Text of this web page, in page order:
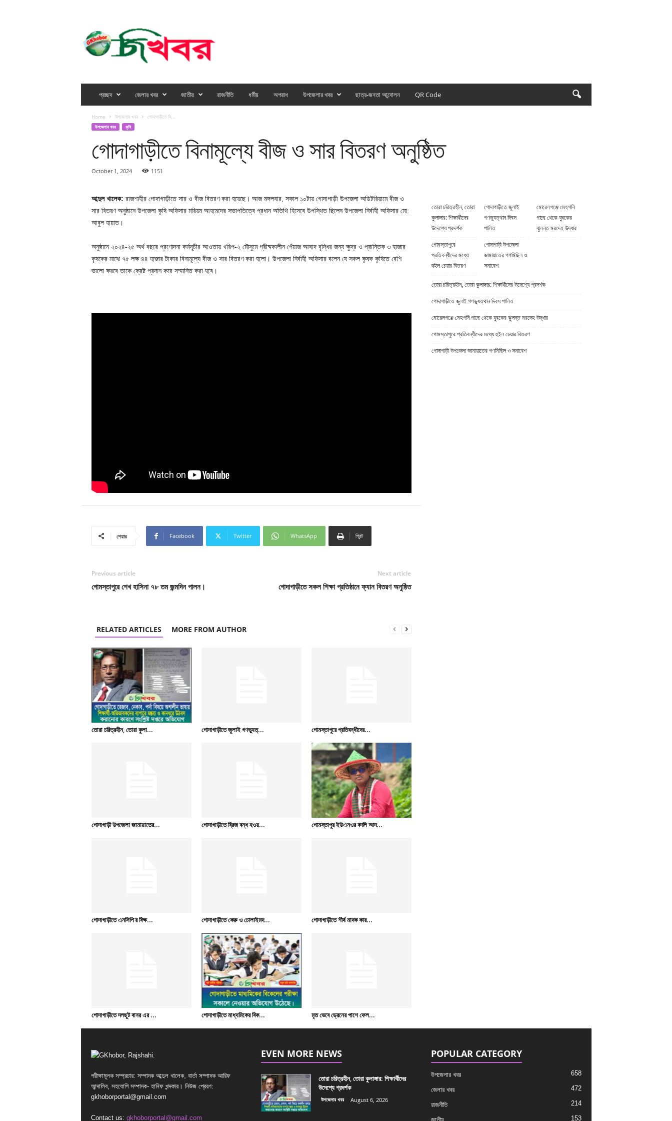
h
r
প্রচ্ছদ জেলার খবর জাতীয় রাজনীতি ধর্মীয় অপরাধ উপজেলার খবর ছাত্র-জনতা আন্দোলন QR Code
Home উপজেলার খবর গোদাগাড়ীতে বি...
উপজেলার খবর কৃষি
গোদাগাড়ীতে বিনামূল্যে বীজ ও সার বিতরণ অনুষ্ঠিত
October 1, 2024 1151
আব্দুল খালেক: রাজশাহীর গোদাগাড়ীতে সার ও বীজ বিতরণ করা হয়েছে। আজ মঙ্গলবার, সকাল ১০টায় গোদাগাড়ী উপজেলা অডিটরিয়ামে বীজ ও
সার বিতরণ অনুষ্ঠানে উপজেলা কৃষি অফিসার মরিয়ম আহমেদের সভাপতিত্বে প্রধান অতিথি হিসেবে উপস্থিত ছিলেন উপজেলা নির্বাহী অফিসার মো:
আবুল হায়াত।
অনুষ্ঠানে ২০২৪-২৫ অর্থ বছরে প্রণোদনা কর্মসূচীর আওতায় খরিপ-২ মৌসুমে গ্রীষ্মকালীন পেঁয়াজ আবাদ বৃদ্ধির জন্য ক্ষুদ্র ও প্রান্তিক ৩ হাজার
কৃষকের মাঝে ৭৫ লক্ষ ৪৪ হাজার টাকার বিনামূল্যে বীজ ও সার বিতরণ করা হলো। উপজেলা নির্বাহী অফিসার বলেন যে সকল কৃষক কৃষিতে বেশি
ভালো করবে তাকে ক্রেষ্ট প্রদান করে সম্মানিত করা হবে।
শেয়ার Facebook Twitter WhatsApp প্রিন্ট
Previous article
গোমস্তাপুরে শেখ হাসিনা ৭৮ তম জন্মদিন পালন।
Next article
গোদাগাড়ীতে সকল শিক্ষা প্রতিষ্ঠানে ফ্যান বিতরণ অনুষ্ঠিত
RELATED ARTICLES MORE FROM AUTHOR
তোরা চরিত্রহীন, তোরা কুলা... গোদাগাড়ীতে জুলাই গণভ্যুত্... গোমস্তাপুরে প্রতিবন্ধীদের...
গোদাগাড়ী উপজেলা জামায়াতের... গোদাগাড়ীতে ব্রিজ বন্ধ হওয়... গোমস্তাপুর ইউএনওর বদলি আদ...
গোদাগাড়ীতে এনসিপি’র বিক্ষ... গোদাগাড়ীতে কেরু ও চোলাইমদ... গোদাগাড়ীতে শীর্ষ মাদক কার...
গোদাগাড়ীতে দলছুট বানর এর ... গোদাগাড়ীতে মাধ্যমিকের বিক... মৃত ভেবে ড্রেনের পাশে ফেল...
তোরা চরিত্রহীন, তোরা
কুলাঙ্গার: শিক্ষার্থীদের
উদেশ্যে প্রদর্শক
গোদাগাড়ীতে জুলাই
গণভ্যুত্থান দিবস
পালিত
মোরেলগঞ্জে মেহগনি
গাছে থেকে যুবকের
ঝুলন্ত মরদেহ উদ্ধার
গোমস্তাপুরে
প্রতিবন্ধীদের মধ্যে
হুইল চেয়ার বিতরণ
গোদাগাড়ী উপজেলা
জামায়াতের গণমিছিল ও
সমাবেশ
তোরা চরিত্রহীন, তোরা কুলাঙ্গার: শিক্ষার্থীদের উদেশ্যে প্রদর্শক
গোদাগাড়ীতে জুলাই গণভ্যুত্থান দিবস পালিত
মোরেলগঞ্জে মেহগনি গাছে থেকে যুবকের ঝুলন্ত মরদেহ উদ্ধার
গোমস্তাপুরে প্রতিবন্ধীদের মধ্যে হুইল চেয়ার বিতরণ
গোদাগাড়ী উপজেলা জামায়াতের গণমিছিল ও সমাবেশ
পরীক্ষামূলক সম্প্রচার: সম্পাদক আব্দুল খালেক, বার্তা সম্পাদক আরিফ
আন্দালিব, সহযোগি সম্পাদক- হানিফ খন্দকার। নিউজ প্রেরণ:
gkhoborportal@gmail.com
Contact us: gkhoborportal@gmail.com
EVEN MORE NEWS
তোরা চরিত্রহীন, তোরা কুলাঙ্গার: শিক্ষার্থীদের
উদেশ্যে প্রদর্শক
উপজেলার খবর August 6, 2026
POPULAR CATEGORY
উপজেলার খবর 658
জেলার খবর 472
রাজনীতি 214
153